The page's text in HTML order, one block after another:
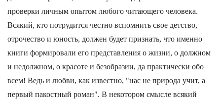
проверки личным опытом любого читающего человека.
Всякий, кто потрудится честно вспомнить свое детство,
отрочество и юность, должен будет признать, что именно
книги формировали его представления о жизни, о должном
и недолжном, о красоте и безобразии, да практически обо
всем! Ведь и любви, как известно, "нас не природа учит, а
первый пакостный роман". В некотором смысле всякий